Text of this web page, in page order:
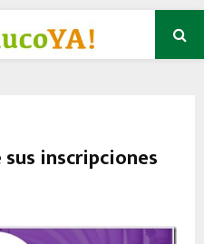
sus inscripciones